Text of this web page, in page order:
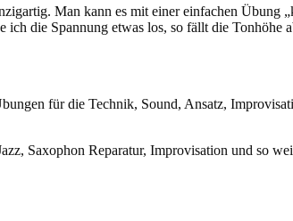
Man kann es mit einer einfachen Übung
die Spannung etwas los, so fällt die Tonhöhe
für die Technik, Sound, Ansatz,
Saxophon Reparatur, Improvisation und so